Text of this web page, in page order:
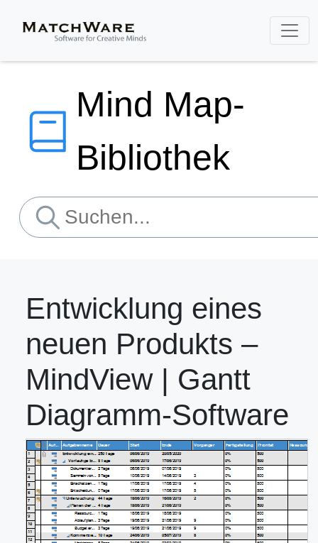
Mind Map-
Bibliothek
Entwicklung eines
neuen Produkts –
MindView | Gantt
Diagramm-Software